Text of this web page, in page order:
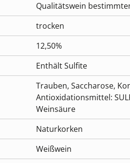
Weißwein
Enthält Sulfite
trocken
12,50%
Qualitätswein
Naturkorken
Trauben, Saccharose,
Antioxidationsmittel:
Weinsäure